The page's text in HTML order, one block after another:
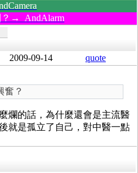
？→ AndAlarm
2009-09-14 quote
奮？
爛的話，為什麼還會是主流醫
就是孤立了自己，對中醫一點